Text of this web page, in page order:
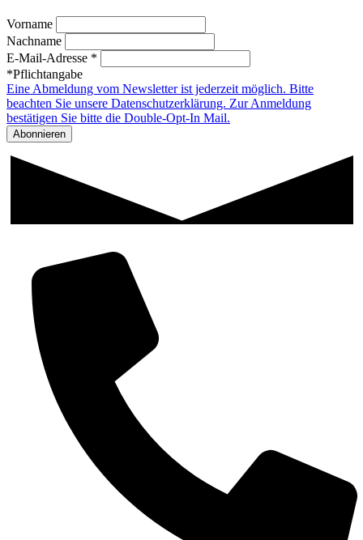
Vorname
Nachname
E-Mail-Adresse *
*Pflichtangabe
Eine Abmeldung vom Newsletter ist jederzeit möglich. Bitte
beachten Sie unsere Datenschutzerklärung. Zur Anmeldung
bestätigen Sie bitte die Double-Opt-In Mail.